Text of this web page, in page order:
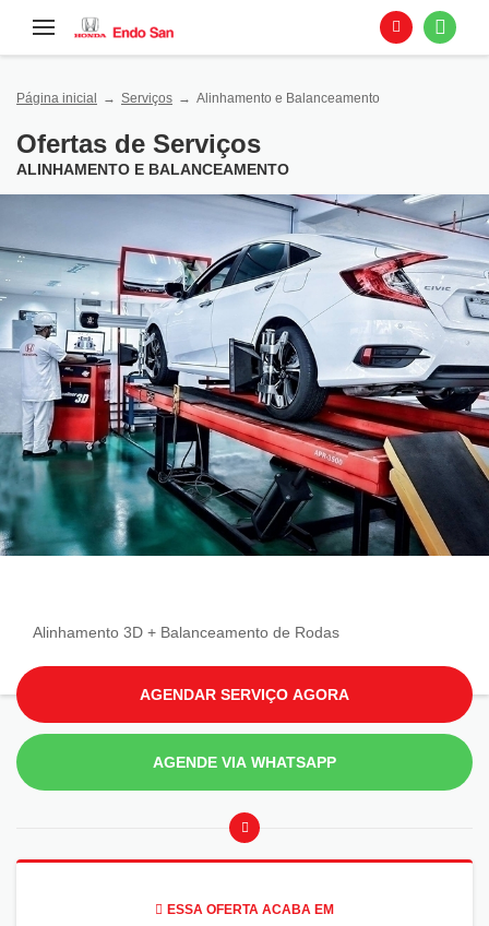
Página inicial Serviços Alinhamento e Balanceamento
Ofertas de Serviços
ALINHAMENTO E BALANCEAMENTO
Alinhamento 3D + Balanceamento de Rodas
AGENDAR SERVIÇO AGORA
AGENDE VIA WHATSAPP
ESSA OFERTA ACABA EM